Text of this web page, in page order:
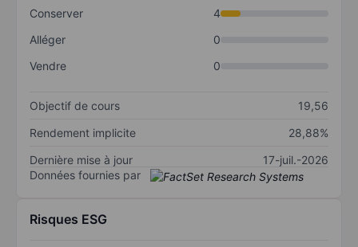
Conserver
4
Alléger
0
Vendre
0
Objectif de cours
19,56
Rendement implicite
28,88%
Dernière mise à jour
17-juil.-2026
Données fournies par
Risques ESG